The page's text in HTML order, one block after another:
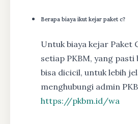
Berapa biaya ikut kejar paket c?
Untuk biaya kejar Paket
setiap PKBM, yang
bisa dicicil, untuk lebih
menghubungi admin
https://pkbm.id/wa